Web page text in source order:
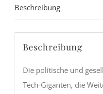
Beschreibung
Beschreibung
Die politische und
Tech-Giganten, die